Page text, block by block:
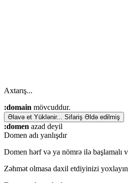
Axtarış...
:domain mövcuddur.
Əlavə et Yüklənir... Sifariş Əldə edilmiş
:domen azad deyil
Domen adı yanlışdır
Domen hərf və ya nömrə ilə başlamalı
Zəhmət olmasa daxil etdiyinizi